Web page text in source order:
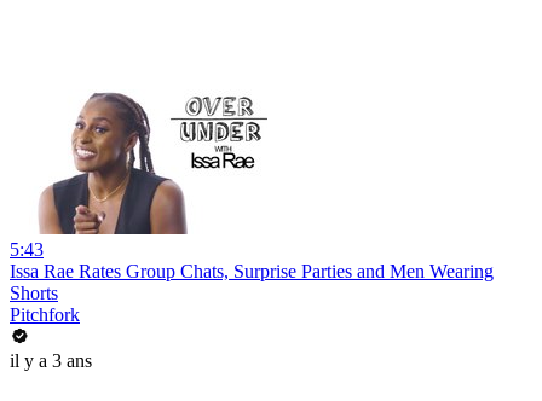
5:43
Issa Rae Rates Group Chats, Surprise Parties and Men Wearing
Shorts
Pitchfork
il y a 3 ans